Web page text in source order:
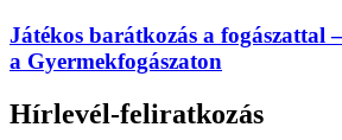
Játékos barátkozás a fogászattal
a Gyermekfogászaton
Hírlevél-feliratkozás